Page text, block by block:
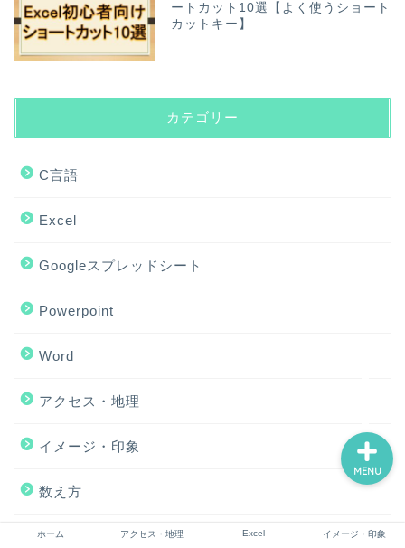
ートカット10選【よく使うショート
カットキー】
カテゴリー
C言語
Excel
Googleスプレッドシート
Powerpoint
Word
アクセス・地理
イメージ・印象
数え方
未分類
ホーム アクセス・地理 Excel イメージ・印象
MENU